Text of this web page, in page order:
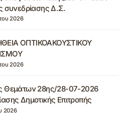
συνεδρίασης Δ.Σ.
2026
ΟΠΤΙΚΟΑΚΟΥΣΤΙΚΟΥ
2026
Θεμάτων 28ης/28-07-2026
Δημοτικής Επιτροπής
2026